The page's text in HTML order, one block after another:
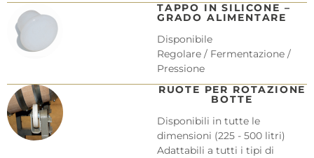
TAPPO IN SILICONE –
GRADO ALIMENTARE
Disponibile
Regolare / Fermentazione /
Pressione
RUOTE PER ROTAZIONE
BOTTE
Disponibili in tutte le
dimensioni (225 - 500 litri)
Adattabili a tutti i tipi di